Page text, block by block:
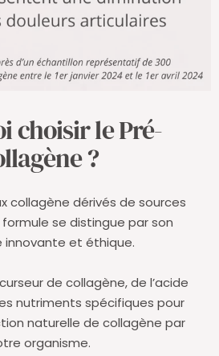
choisir le Pré-
?
collagène dérivés de sources
se distingue par son
innovante et éthique.
de collagène, de l’acide
nutriments spécifiques pour
naturelle de collagène par
organisme.